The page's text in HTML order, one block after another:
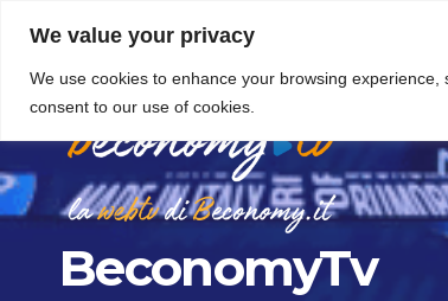
We value your privacy
We use cookies to enhance your browsing
consent to our use of cookies.
contenuto
6 Agosto 2026 3:46
BeconomyTv